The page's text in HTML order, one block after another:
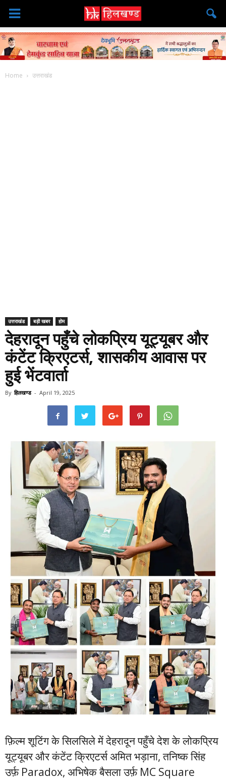
Home उत्तराखंड
उत्तराखंड बड़ी खबर होम
देहरादून पहुँचे लोकप्रिय यूट्यूबर और
कंटेंट क्रिएटर्स, शासकीय आवास पर
हुई भेंटवार्ता
By हिलखण्ड - April 19, 2025
फ़िल्म शूटिंग के सिलसिले में देहरादून पहुँचे देश के लोकप्रिय
यूट्यूबर और कंटेंट क्रिएटर्स अमित भड़ाना, तनिष्क सिंह
उर्फ़ Paradox, अभिषेक बैसला उर्फ़ MC Square